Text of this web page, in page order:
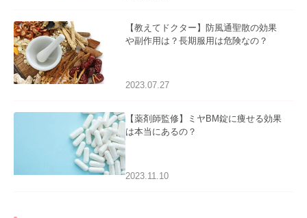
【教えてドクター】防風通聖散の効果
や副作用は？長期服用は危険なの？
2023.07.27
【薬剤師監修】ミヤBM錠に痩せる効果
は本当にあるの？
2023.11.10